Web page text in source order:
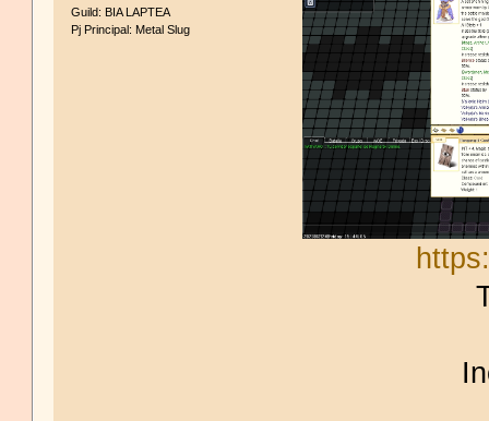
Guild: BIA LAPTEA
Pj Principal: Metal Slug